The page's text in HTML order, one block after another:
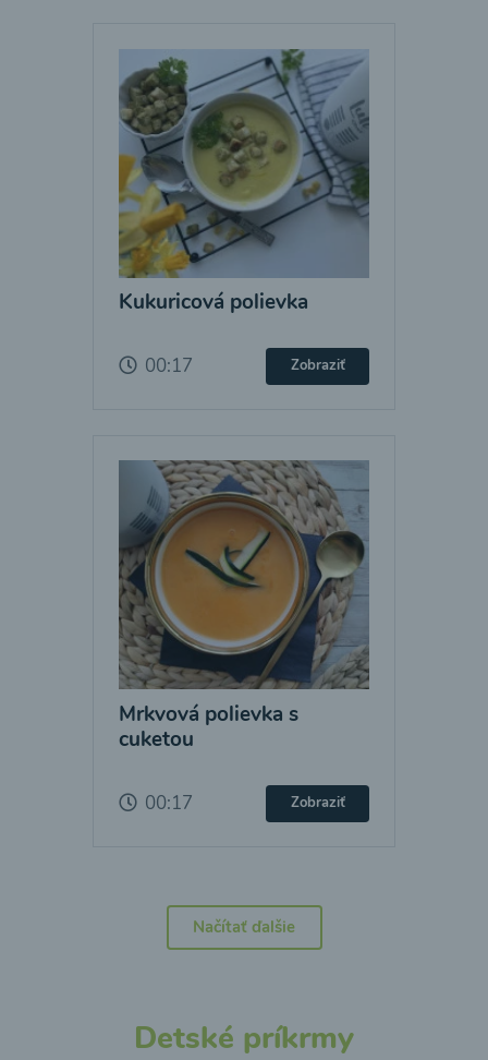
Kukuricová polievka
00:17 Zobraziť
Mrkvová polievka s
cuketou
00:17 Zobraziť
Načítať ďalšie
Detské príkrmy